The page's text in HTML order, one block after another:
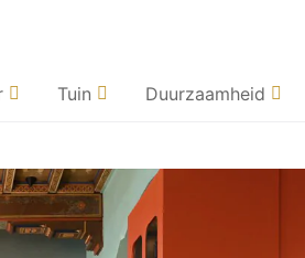
Tuin Duurzaamheid